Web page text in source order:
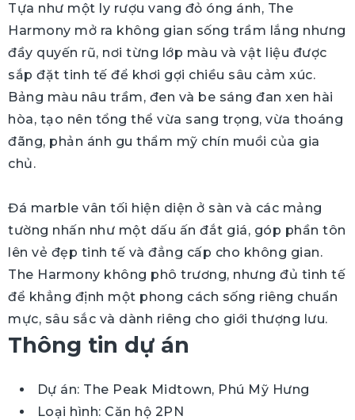
Tựa như một ly rượu vang đỏ óng ánh, The
Harmony mở ra không gian sống trầm lắng nhưng
đầy quyến rũ, nơi từng lớp màu và vật liệu được
sắp đặt tinh tế để khơi gợi chiều sâu cảm xúc.
Bảng màu nâu trầm, đen và be sáng đan xen hài
hòa, tạo nên tổng thể vừa sang trọng, vừa thoáng
đãng, phản ánh gu thẩm mỹ chín muồi của gia
chủ.
Đá marble vân tối hiện diện ở sàn và các mảng
tường nhấn như một dấu ấn đắt giá, góp phần tôn
lên vẻ đẹp tinh tế và đẳng cấp cho không gian.
The Harmony không phô trương, nhưng đủ tinh tế
để khẳng định một phong cách sống riêng chuẩn
mực, sâu sắc và dành riêng cho giới thượng lưu.
Thông tin dự án
Dự án: The Peak Midtown, Phú Mỹ Hưng
Loại hình: Căn hộ 2PN